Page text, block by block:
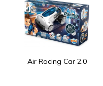
Air Racing Car 2.0